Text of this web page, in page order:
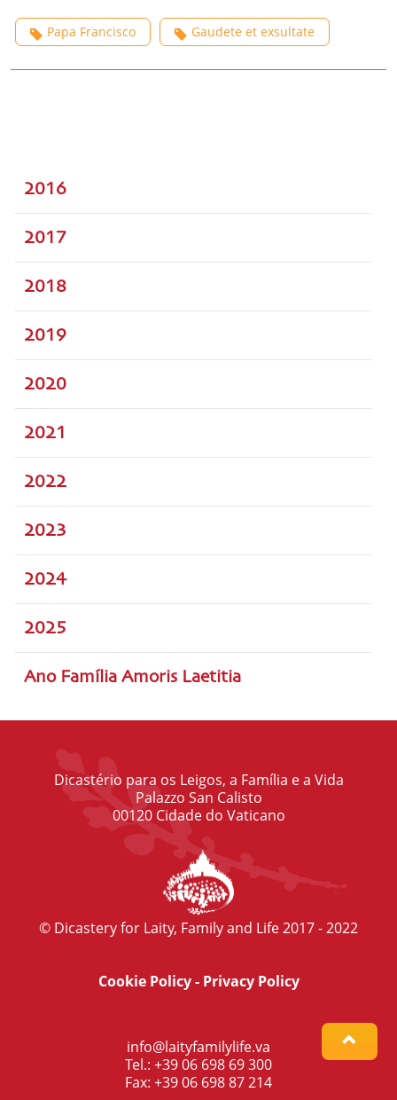
Papa Francisco Gaudete et exsultate
2016
2017
2018
2019
2020
2021
2022
2023
2024
2025
Ano Família Amoris Laetitia
Dicastério para os Leigos, a Família e a Vida
Palazzo San Calisto
00120 Cidade do Vaticano
© Dicastery for Laity, Family and Life 2017 - 2022
Cookie Policy- Privacy Policy
info@laityfamilylife.va
Tel.: +39 06 698 69 300
Fax: +39 06 698 87 214